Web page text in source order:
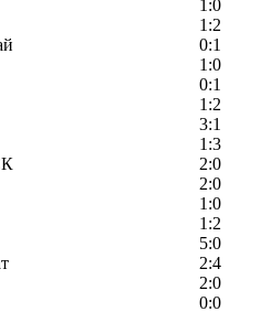
1:0
1:2
0:1
1:0
0:1
1:2
3:1
1:3
2:0
2:0
1:0
1:2
5:0
2:4
2:0
0:0